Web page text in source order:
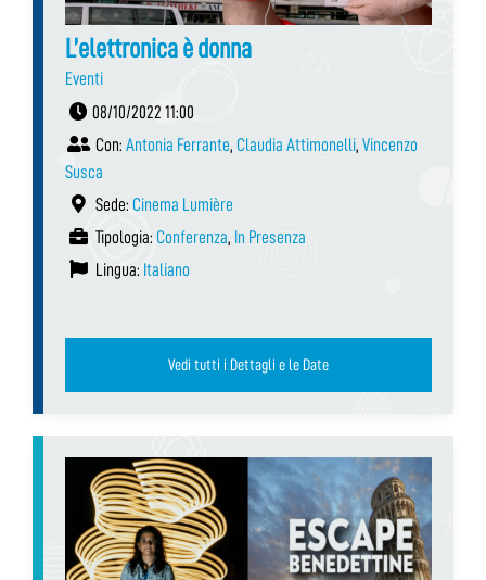
L’elettronica è donna
Eventi
08/10/2022 11:00
Con: Antonia Ferrante, Claudia Attimonelli, Vincenzo
Susca
Sede: Cinema Lumière
Tipologia: Conferenza, In Presenza
Lingua: Italiano
Vedi tutti i Dettagli e le Date